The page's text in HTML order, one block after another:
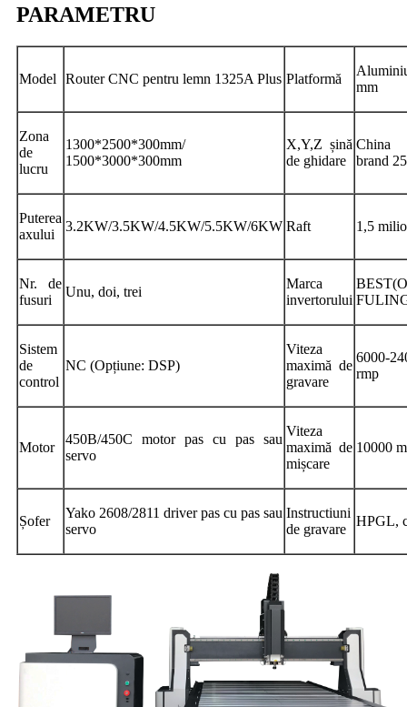
PARAMETRU
Model Router CNC pentru lemn 1325A Plus Platformă
mm
Zona
de
lucru
1300*2500*300mm/
1500*3000*300mm
X,Y,Z șină
de ghidare
brand
Puterea
axului
3.2KW/3.5KW/4.5KW/5.5KW/6KW Raft 1,5
Nr. de
fusuri
Unu, doi, trei
Marca
invertorului
Sistem
de
control
NC (Opțiune: DSP)
Viteza
maximă de
gravare
6000-
rmp
Motor
450B/450C motor pas cu pas sau
servo
Viteza
maximă de
mișcare
10000
Șofer
Yako 2608/2811 driver pas cu pas sau
servo
Instructiuni
de gravare
HPGL,